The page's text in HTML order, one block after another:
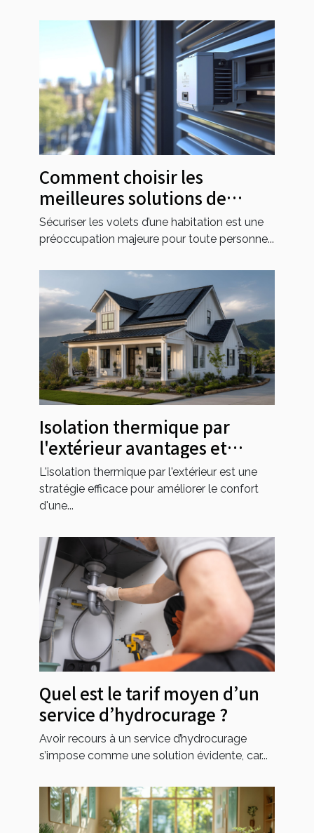
Comment choisir les
meilleures solutions de
sécurité pour vos volets
Sécuriser les volets d’une habitation est une
préoccupation majeure pour toute personne...
Isolation thermique par
l'extérieur avantages et
subventions disponibles
L'isolation thermique par l'extérieur est une
stratégie efficace pour améliorer le confort
d'une...
Quel est le tarif moyen d’un
service d’hydrocurage ?
Avoir recours à un service d’hydrocurage
s’impose comme une solution évidente, car...